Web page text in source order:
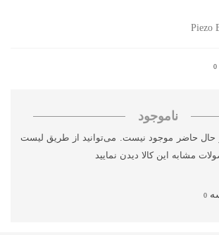
Piezo
0
ناموجود
در حال حاضر موجود نیست. می‌توانید از طریق لیست
مشابه این کالا دیدن نمایید
0